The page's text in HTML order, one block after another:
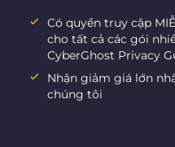
Có quyền truy cập
cho tất cả các gói
CyberGhost Privacy
Nhận giảm giá lớn
chúng tôi